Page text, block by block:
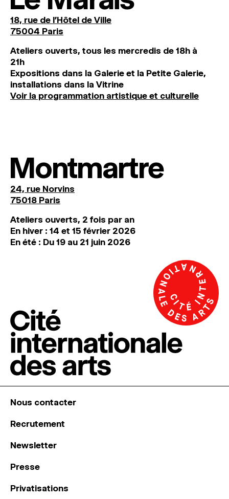
18, rue de l'Hôtel de Ville
75004 Paris
Ateliers ouverts, tous les mercredis de 18h à
21h
Expositions dans la Galerie et la Petite Galerie,
installations dans la Vitrine
Voir la programmation artistique et culturelle
Montmartre
24, rue Norvins
75018 Paris
Ateliers ouverts, 2 fois par an
En hiver : 14 et 15 février 2026
En été : Du 19 au 21 juin 2026
Nous contacter
Recrutement
Newsletter
Presse
Privatisations